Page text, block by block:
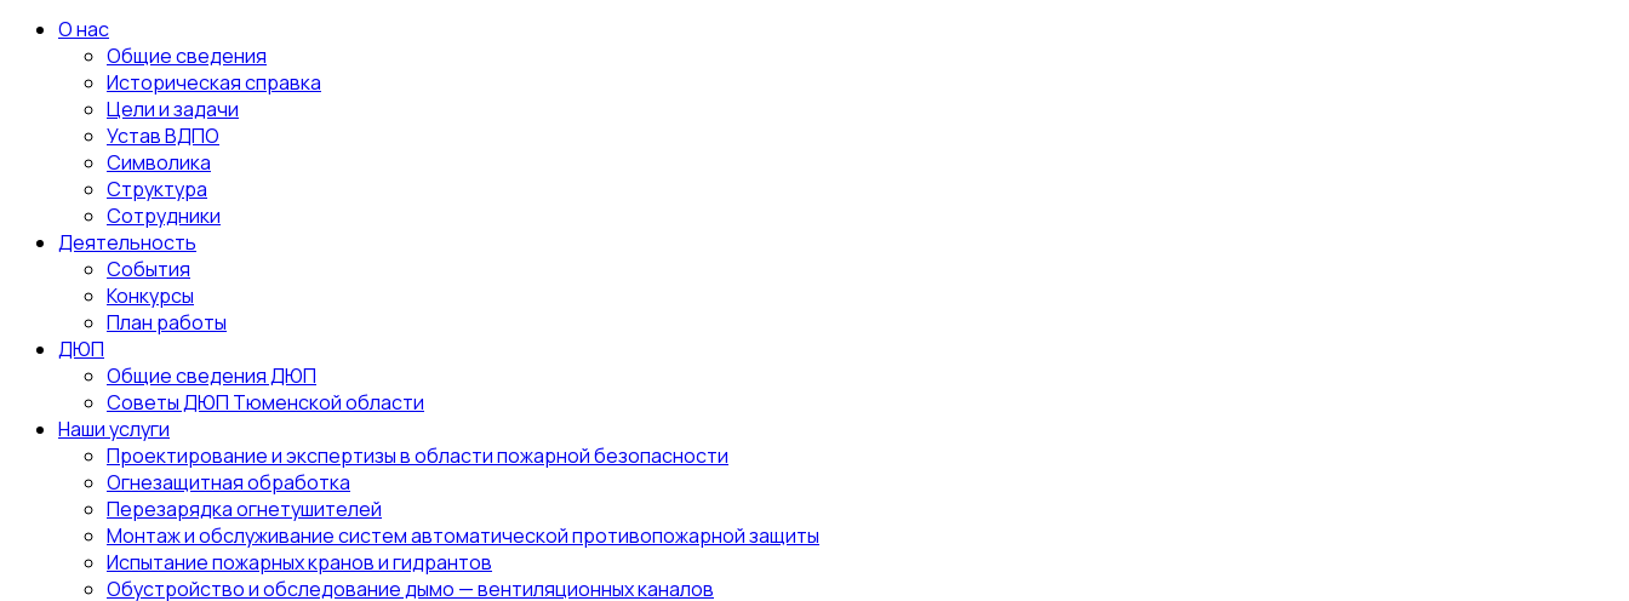
О нас
Общие сведения
Историческая справка
Цели и задачи
Устав ВДПО
Символика
Структура
Сотрудники
Деятельность
События
Конкурсы
План работы
ДЮП
Общие сведения ДЮП
Советы ДЮП Тюменской области
Наши услуги
Проектирование и экспертизы в области пожарной безопасности
Огнезащитная обработка
Перезарядка огнетушителей
Монтаж и обслуживание систем автоматической противопожарной защиты
Испытание пожарных кранов и гидрантов
Обустройство и обследование дымо — вентиляционных каналов